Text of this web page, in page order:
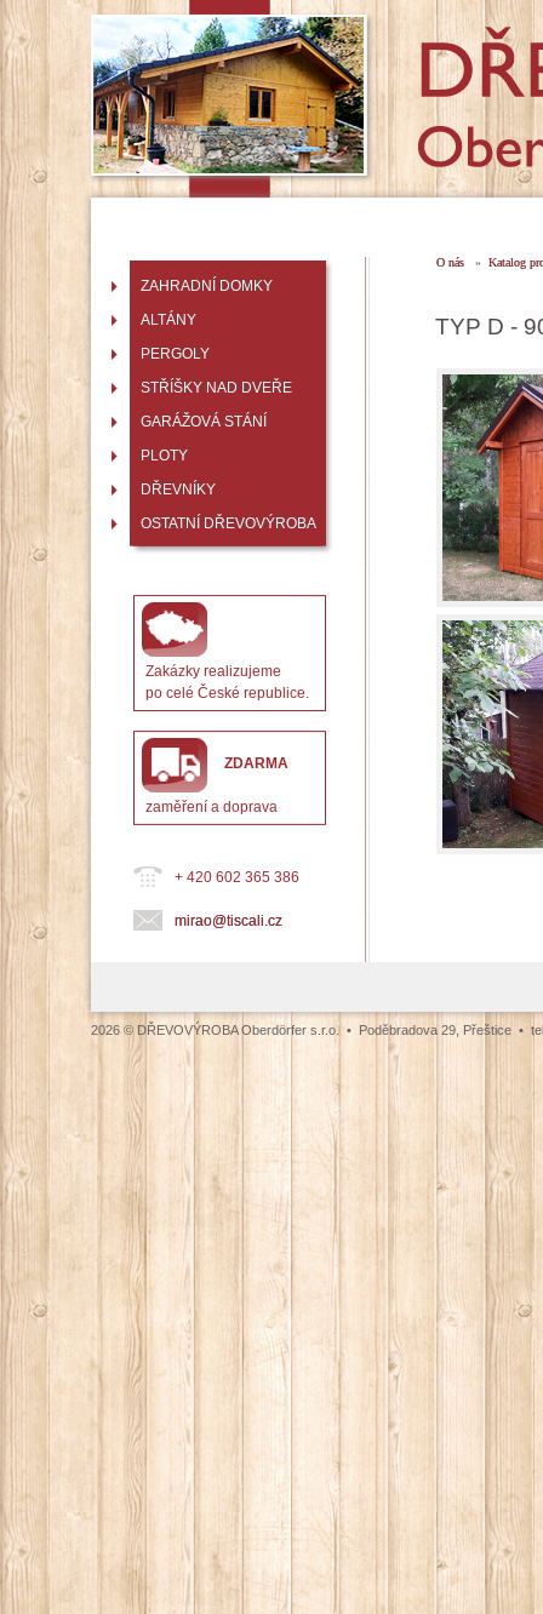
Zakázky realizujeme
po celé České republice.
ZDARMA
zaměření a doprava
+ 420 602 365 386
mirao@tiscali.cz
ZAHRADNÍ DOMKY
ALTÁNY
PERGOLY
STŘÍŠKY NAD DVEŘE
GARÁŽOVÁ STÁNÍ
PLOTY
DŘEVNÍKY
OSTATNÍ DŘEVOVÝROBA
O nás » Katalog
TYP D -
2026 © DŘEVOVÝROBA Oberdörfer s.r.o. • Poděbradova 29, Přeštice •